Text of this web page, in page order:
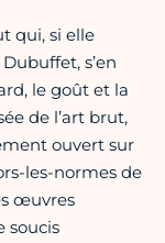
qui, si elle
s’en
le goût et la
de l’art brut,
ouvert sur
les-normes de
œuvres
soucis